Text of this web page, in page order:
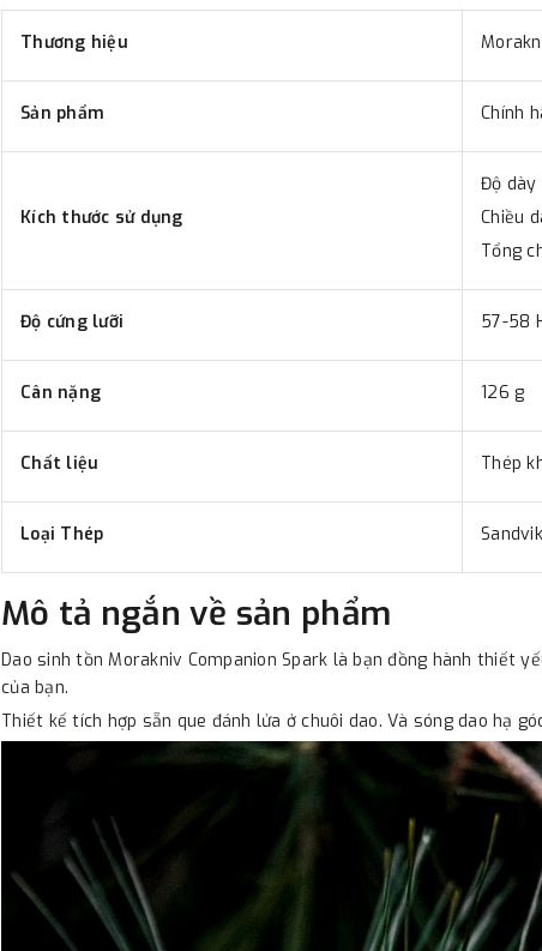
Thương hiệu
Sản phẩm Chính
Kích thước sử dụng
Độ dày
Chiều
Tổng
Độ cứng lưỡi 57-58
Cân nặng 126 g
Chất liệu Thép
Loại Thép
Mô tả ngắn về sản phẩm
Dao sinh tồn Morakniv Companion Spark là bạn đồng hành thiết
của bạn.
Thiết kế tích hợp sẵn que đánh lửa ở chuôi dao. Và sóng dao hạ